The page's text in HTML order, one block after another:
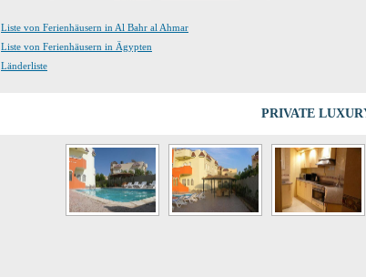
Liste von Ferienhäusern in Al Bahr al Ahmar
Liste von Ferienhäusern in Ägypten
Länderliste
PRIVATE